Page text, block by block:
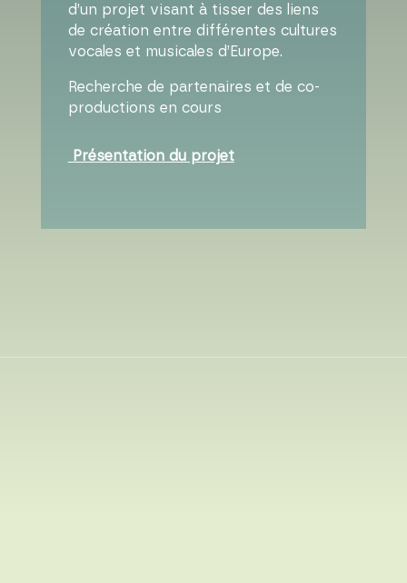
d’un projet visant à tisser des liens
de création entre différentes cultures
vocales et musicales d’Europe.
Recherche de partenaires et de co-
productions en cours
Présentation du projet